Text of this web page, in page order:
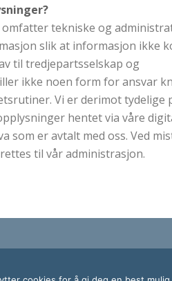
tekniske og
slik at informasjon ikke
til tredjepartsselskap og
ikke noen form for ansvar
Vi er derimot tydelige
hentet via våre
som er avtalt med oss. Ved
til vår administrasjon.